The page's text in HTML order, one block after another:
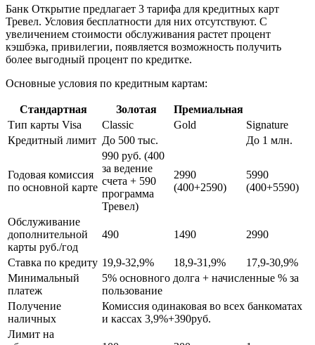
Банк Открытие предлагает 3 тарифа для кредитных карт
Тревел. Условия бесплатности для них отсутствуют. С
увеличением стоимости обслуживания растет процент
кэшбэка, привилегии, появляется возможность получить
более выгодный процент по кредитке.
Основные условия по кредитным картам:
Стандартная Золотая
Премиальная
Тип карты Visa
Classic Gold
Signature
Кредитный лимит До 500 тыс. До 1 млн.
Годовая комиссия
по основной карте
990 руб. (400
за ведение
счета + 590
программа
Тревел)
2990
(400+2590)
5990
(400+5590)
Обслуживание
дополнительной
карты руб./год
490 1490 2990
Ставка по кредиту 19,9-32,9% 18,9-31,9%
17,9-30,9%
Минимальный
платеж
5% основного долга + начисленные % за
пользование
Получение
наличных
Комиссия одинаковая во всех банкоматах
и кассах 3,9%+390руб.
Лимит на